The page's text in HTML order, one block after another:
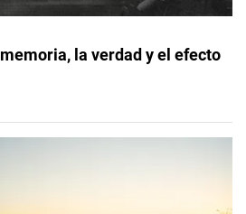
la verdad y el efecto